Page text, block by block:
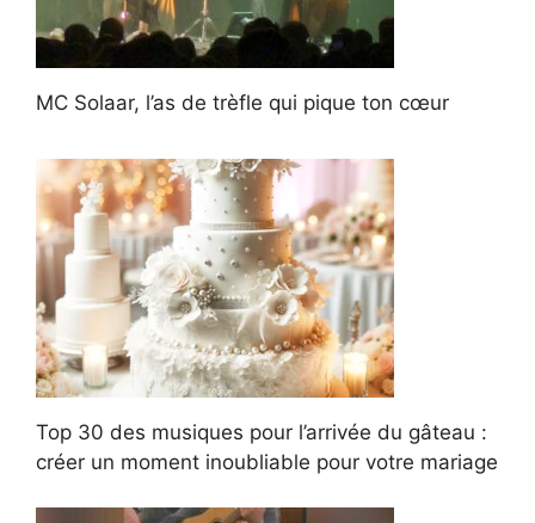
MC Solaar, l’as de trèfle qui pique ton cœur
Top 30 des musiques pour l’arrivée du gâteau :
créer un moment inoubliable pour votre mariage